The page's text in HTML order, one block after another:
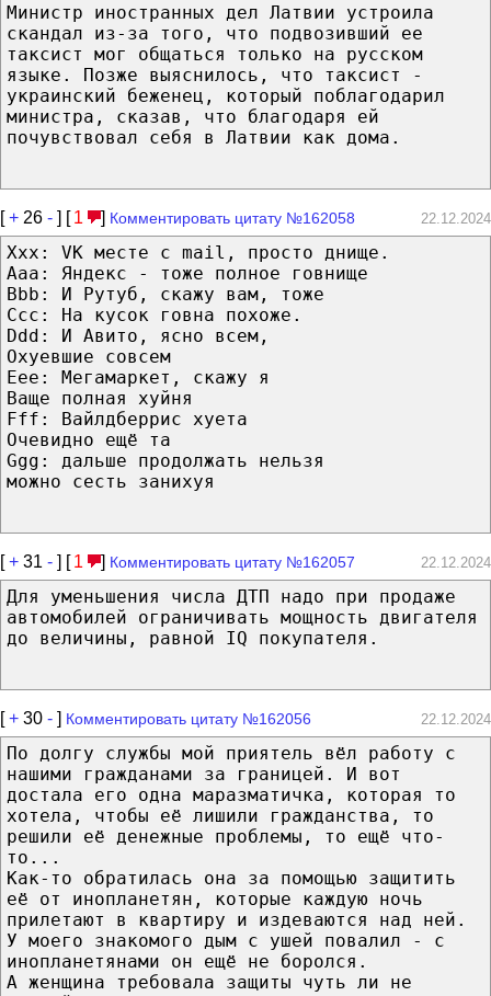
Министр иностранных дел Латвии устроила
скандал из-за того, что подвозивший ее
таксист мог общаться только на русском
языке. Позже выяснилось, что таксист -
украинский беженец, который поблагодарил
министра, сказав, что благодаря ей
почувствовал себя в Латвии как дома.
[+ 26 - ] [ 1 ] Комментировать цитату №162058 22.12.2024
Xxx: VK месте с mail, просто днище.
Aaa: Яндекс - тоже полное говнище
Bbb: И Рутуб, скажу вам, тоже
Ccc: На кусок говна похоже.
Ddd: И Авито, ясно всем,
Охуевшие совсем
Eee: Мегамаркет, скажу я
Ваще полная хуйня
Fff: Вайлдберрис хуета
Очевидно ещё та
Ggg: дальше продолжать нельзя
можно сесть занихуя
[+ 31 - ] [ 1 ] Комментировать цитату №162057 22.12.2024
Для уменьшения числа ДТП надо при продаже
автомобилей ограничивать мощность двигателя
до величины, равной IQ покупателя.
[+ 30 - ] Комментировать цитату №162056 22.12.2024
По долгу службы мой приятель вёл работу с
нашими гражданами за границей. И вот
достала его одна маразматичка, которая то
хотела, чтобы её лишили гражданства, то
решили её денежные проблемы, то ещё что-
то...
Как-то обратилась она за помощью защитить
её от инопланетян, которые каждую ночь
прилетают в квартиру и издеваются над ней.
У моего знакомого дым с ушей повалил - с
инопланетянами он ещё не боролся.
А женщина требовала защиты чуть ли не